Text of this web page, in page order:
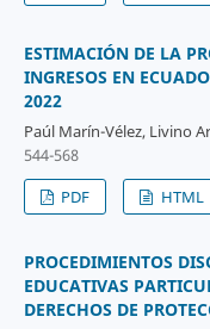
ESTIMACIÓN DE LA
INGRESOS EN
2022
Paúl Marín-Vélez, Livino
544-568
PDF
HTML
PROCEDIMIENTOS
EDUCATIVAS
DERECHOS DE